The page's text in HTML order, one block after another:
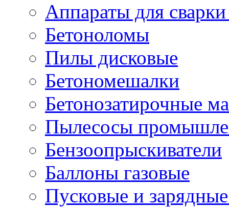
Аппараты для
Бетоноломы
Пилы дисковые
Бетономешалки
Бетонозатирочные
Пылесосы
Бензоопрыскиватели
Баллоны газовые
Пусковые и